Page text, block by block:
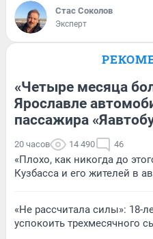
Стас Соколов
Эксперт
«Четыре месяца
Ярославле
пассажира
20 часов 14 490 46
«Плохо, как никогда до
Кузбасса и его жителей в
«Не рассчитала силы»: 18-
успокоить трехмесячного